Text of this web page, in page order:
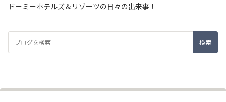
ドーミーホテルズ＆リゾーツの日々の出来事！